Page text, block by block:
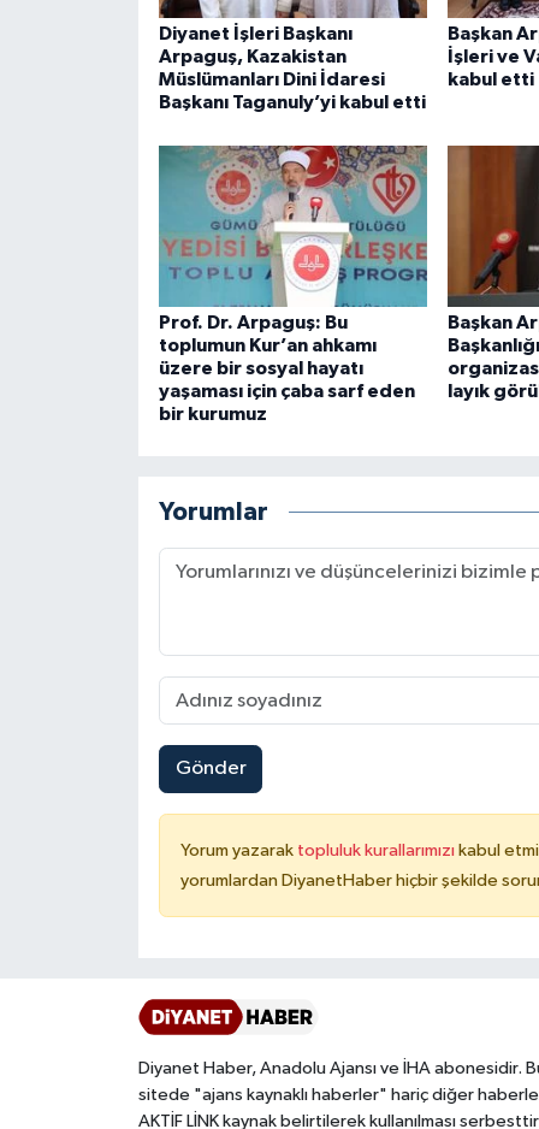
Diyanet İşleri Başkanı
Arpaguş, Kazakistan
Müslümanları Dini İdaresi
Başkanı Taganuly’yi kabul etti
Başkan
İşleri ve
kabul etti
Prof. Dr. Arpaguş: Bu
toplumun Kur’an ahkamı
üzere bir sosyal hayatı
yaşaması için çaba sarf eden
bir kurumuz
Başkan
layık
Yorumlar
Gönder
Yorum yazarak topluluk kurallarımızı kabul
yorumlardan DiyanetHaber hiçbir şekilde
Diyanet Haber, Anadolu Ajansı ve İHA abonesidir.
sitede "ajans kaynaklı haberler" hariç diğer
AKTİF LİNK kaynak belirtilerek kullanılması
Kocaeli Müftülüğü
Konya Müftülüğü
Kütahya Müftülüğü
Malatya Müftülüğü
Manisa Müftülüğü
Mardin Müftülüğü
Mersin Müftülüğü
Niğde Müftülüğü
Ordu Müftülüğü
Osmaniye Müftülüğü
Sakarya Müftülüğü
Siirt Müftülüğü
Sinop Müftülüğü